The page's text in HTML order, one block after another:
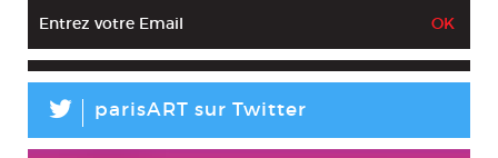
L parisART sur Twitter